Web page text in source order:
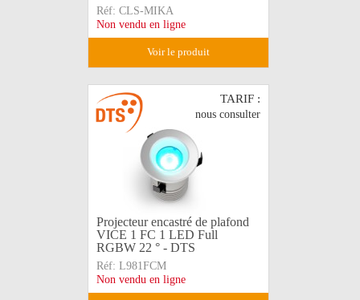
Réf: CLS-MIKA
Non vendu en ligne
voir le produit
TARIF :
nous consulter
Projecteur encastré de plafond
VICE 1 FC 1 LED Full
RGBW 22 ° - DTS
Réf: L981FCM
Non vendu en ligne